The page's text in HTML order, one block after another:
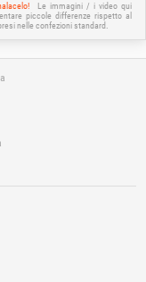
Le immagini / i video qui
piccole differenze rispetto al
nelle confezioni standard.